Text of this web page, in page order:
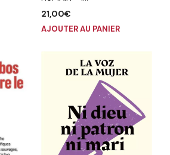
21,00€
AJOUTER AU PANIER